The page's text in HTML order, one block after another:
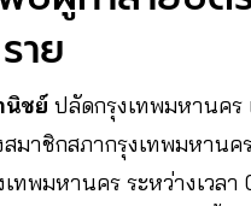
าย
นิชย์ ปลัดกรุงเทพมหานค
สมาชิกสภากรุงเทพมหานค
เทพมหานคร ระหว่างเวลา